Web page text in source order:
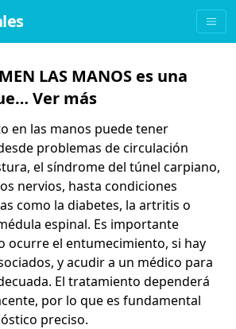
LAS MANOS es una
Ver más
en las manos puede tener
problemas de circulación
el síndrome del túnel carpiano,
nervios, hasta condiciones
como la diabetes, la artritis o
espinal. Es importante
ocurre el entumecimiento, si hay
y acudir a un médico para
El tratamiento dependerá
por lo que es fundamental
preciso.